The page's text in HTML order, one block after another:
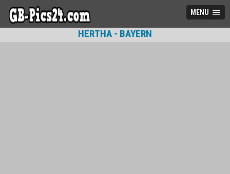
MENU
HERTHA - BAYERN